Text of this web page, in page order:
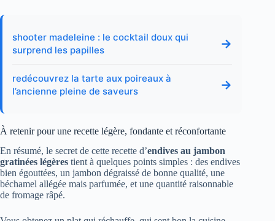
shooter madeleine : le cocktail doux qui
surprend les papilles
→
redécouvrez la tarte aux poireaux à
l’ancienne pleine de saveurs
→
À retenir pour une recette légère, fondante et réconfortante
En résumé, le secret de cette recette d’endives au jambon
gratinées légères tient à quelques points simples : des endives
bien égouttées, un jambon dégraissé de bonne qualité, une
béchamel allégée mais parfumée, et une quantité raisonnable
de fromage râpé.